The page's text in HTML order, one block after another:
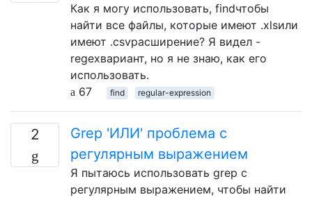
Как я могу использовать, findчтобы
найти все файлы, которые имеют .xlsили
имеют .csvрасширение? Я видел -
regexвариант, но я не знаю, как его
использовать.
67
find regular-expression
2
Grep 'ИЛИ' проблема с
регулярным выражением
Я пытаюсь использовать grep с
регулярным выражением, чтобы найти